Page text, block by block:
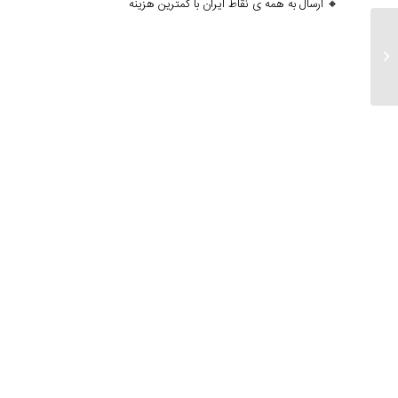
🔸 ارسال به همه ی نقاط ایران با کمترین هزینه